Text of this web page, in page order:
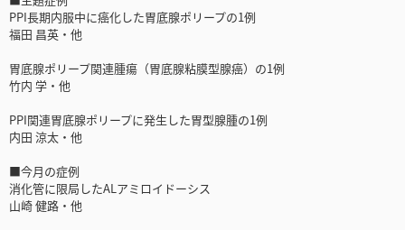
PPI長期内服中に癌化した胃底腺ポリープの1例
福田 昌英・他
胃底腺ポリープ関連腫瘍（胃底腺粘膜型腺癌）の1例
竹内 学・他
PPI関連胃底腺ポリープに発生した胃型腺腫の1例
内田 涼太・他
■今月の症例
消化管に限局したALアミロイドーシス
山崎 健路・他